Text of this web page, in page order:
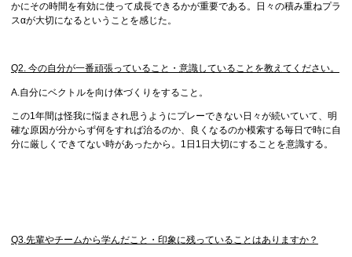
かにその時間を有効に使って成長できるかが重要である。日々の積み重ねプラ
スαが大切になるということを感じた。
Q2. 今の自分が一番頑張っていること・意識していることを教えてください。
A.自分にベクトルを向け体づくりをすること。
この1年間は怪我に悩まされ思うようにプレーできない日々が続いていて、明
確な原因が分からず何をすれば治るのか、良くなるのか模索する毎日で時に自
分に厳しくできてない時があったから。1日1日大切にすることを意識する。
Q3.先輩やチームから学んだこと・印象に残っていることはありますか？